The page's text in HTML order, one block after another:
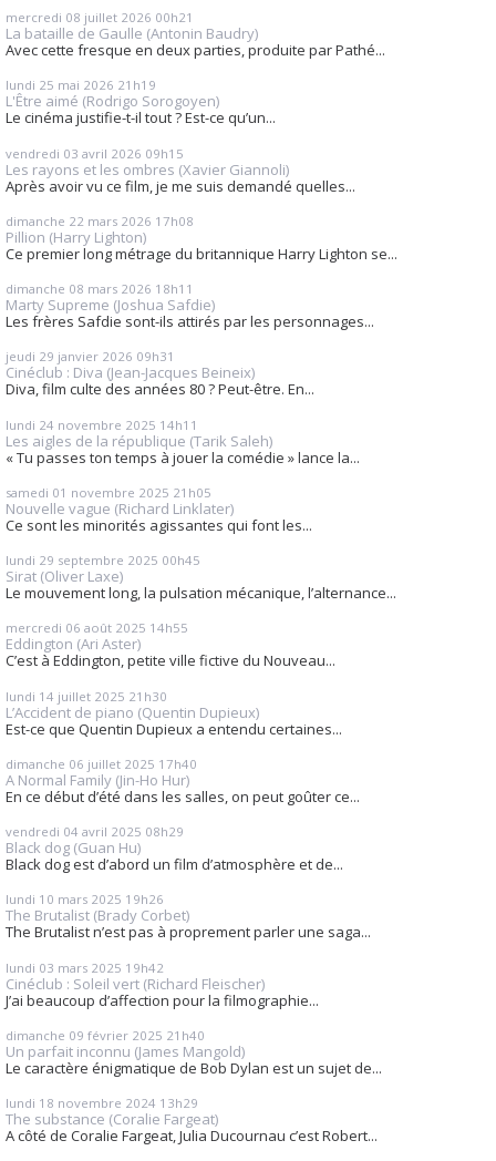
mercredi 08 juillet 2026 00h21
La bataille de Gaulle (Antonin Baudry)
Avec cette fresque en deux parties, produite par Pathé...
lundi 25 mai 2026 21h19
L'Être aimé (Rodrigo Sorogoyen)
Le cinéma justifie-t-il tout ? Est-ce qu’un...
vendredi 03 avril 2026 09h15
Les rayons et les ombres (Xavier Giannoli)
Après avoir vu ce film, je me suis demandé quelles...
dimanche 22 mars 2026 17h08
Pillion (Harry Lighton)
Ce premier long métrage du britannique Harry Lighton se...
dimanche 08 mars 2026 18h11
Marty Supreme (Joshua Safdie)
Les frères Safdie sont-ils attirés par les personnages...
jeudi 29 janvier 2026 09h31
Cinéclub : Diva (Jean-Jacques Beineix)
Diva, film culte des années 80 ? Peut-être. En...
lundi 24 novembre 2025 14h11
Les aigles de la république (Tarik Saleh)
« Tu passes ton temps à jouer la comédie » lance la...
samedi 01 novembre 2025 21h05
Nouvelle vague (Richard Linklater)
Ce sont les minorités agissantes qui font les...
lundi 29 septembre 2025 00h45
Sirat (Oliver Laxe)
Le mouvement long, la pulsation mécanique, l’alternance...
mercredi 06 août 2025 14h55
Eddington (Ari Aster)
C’est à Eddington, petite ville fictive du Nouveau...
lundi 14 juillet 2025 21h30
L’Accident de piano (Quentin Dupieux)
Est-ce que Quentin Dupieux a entendu certaines...
dimanche 06 juillet 2025 17h40
A Normal Family (Jin-Ho Hur)
En ce début d’été dans les salles, on peut goûter ce...
vendredi 04 avril 2025 08h29
Black dog (Guan Hu)
Black dog est d’abord un film d’atmosphère et de...
lundi 10 mars 2025 19h26
The Brutalist (Brady Corbet)
The Brutalist n’est pas à proprement parler une saga...
lundi 03 mars 2025 19h42
Cinéclub : Soleil vert (Richard Fleischer)
J’ai beaucoup d’affection pour la filmographie...
dimanche 09 février 2025 21h40
Un parfait inconnu (James Mangold)
Le caractère énigmatique de Bob Dylan est un sujet de...
lundi 18 novembre 2024 13h29
The substance (Coralie Fargeat)
A côté de Coralie Fargeat, Julia Ducournau c’est Robert...